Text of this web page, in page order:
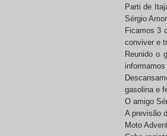
Parti de
Sérgio
Ficamos 3
conviver e
Reunido o
gasolina e
O amigo
A previsão
Moto